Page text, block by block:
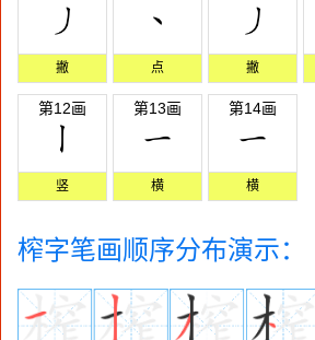
撇 点 撇
第12画
竖
第13画
横
第14画
横
榨字笔画顺序分布演示：